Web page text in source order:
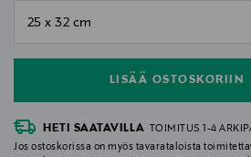
LISÄÄ OSTOSKORIIN
HETI SAATAVILLA
TOIMITUS 1-4
Jos ostoskorissa on myös tavarataloista